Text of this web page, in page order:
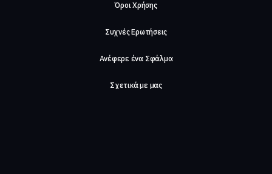
Όροι Χρήσης
Συχνές Ερωτήσεις
Ανέφερε ένα Σφάλμα
Σχετικά με μας